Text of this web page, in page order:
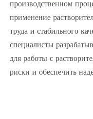
производственном
применение
труда и стабильного
специалисты
для работы с
риски и обеспечить